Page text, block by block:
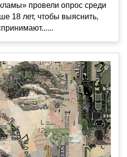
провели опрос среди
18 лет, чтобы выяснить,